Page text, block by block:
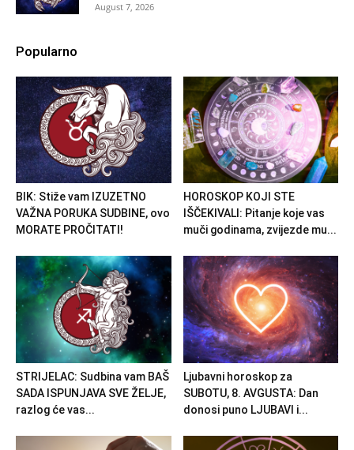
August 7, 2026
Popularno
BIK: Stiže vam IZUZETNO
VAŽNA PORUKA SUDBINE, ovo
MORATE PROČITATI!
HOROSKOP KOJI STE
IŠČEKIVALI: Pitanje koje vas
muči godinama, zvijezde mu...
STRIJELAC: Sudbina vam BAŠ
SADA ISPUNJAVA SVE ŽELJE,
razlog će vas...
Ljubavni horoskop za
SUBOTU, 8. AVGUSTA: Dan
donosi puno LJUBAVI i...